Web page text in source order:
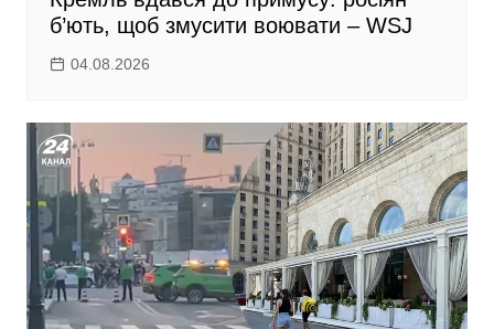
б’ють, щоб змусити воювати – WSJ
04.08.2026